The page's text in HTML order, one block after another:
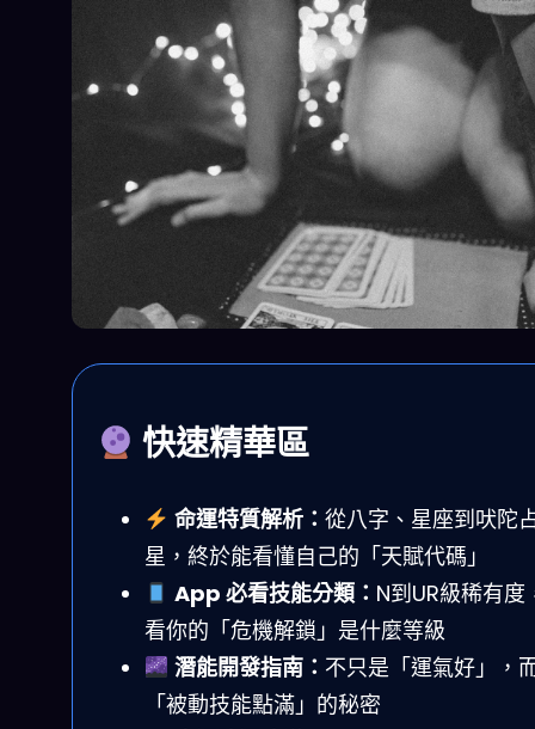
快速精華區
命運特質解析： 從八字、星座到吠陀
星，終於能看懂自己的「天賦代碼」
App 必看技能分類： N到UR級稀有度
看你的「危機解鎖」是什麼等級
潛能開發指南： 不只是「運氣好」，
「被動技能點滿」的秘密